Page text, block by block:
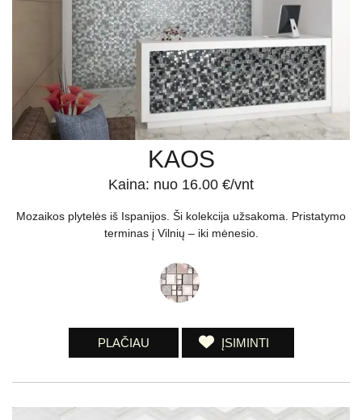
KAOS
Kaina: nuo 16.00 €/vnt
Mozaikos plytelės iš Ispanijos. Ši kolekcija užsakoma. Pristatymo
terminas į Vilnių – iki mėnesio.
PLAČIAU ĮSIMINTI